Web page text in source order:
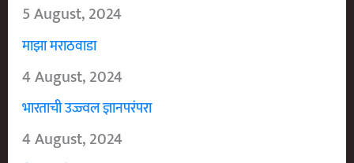
5 August, 2024
माझा मराठवाडा
4 August, 2024
भारताची उज्ज्वल ज्ञानपरंपरा
4 August, 2024